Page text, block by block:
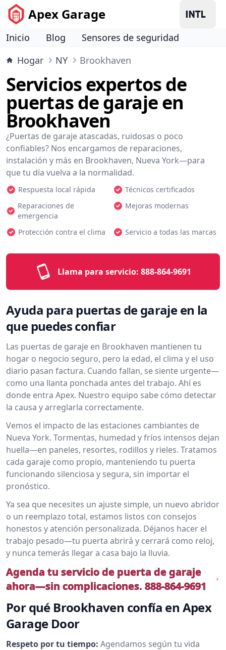
Apex Garage
Inicio Blog
Sensores de seguridad
Hogar
NY Brookhaven
Servicios expertos de
puertas de garaje en
Brookhaven
¿Puertas de garaje atascadas, ruidosas o poco
confiables? Nos encargamos de reparaciones,
instalación y más en Brookhaven, Nueva York—para
que tu día vuelva a la normalidad.
Respuesta local rápida
Técnicos certificados
Reparaciones de
emergencia
Mejoras modernas
Protección contra el clima Servicio a todas las marcas
Llama para servicio: 888-864-9691
Ayuda para puertas de garaje en la
que puedes confiar
Las puertas de garaje en Brookhaven mantienen tu
hogar o negocio seguro, pero la edad, el clima y el uso
diario pasan factura. Cuando fallan, se siente urgente—
como una llanta ponchada antes del trabajo. Ahí es
donde entra Apex. Nuestro equipo sabe cómo detectar
la causa y arreglarla correctamente.
Vemos el impacto de las estaciones cambiantes de
Nueva York. Tormentas, humedad y fríos intensos dejan
huella—en paneles, resortes, rodillos y rieles. Tratamos
cada garaje como propio, manteniendo tu puerta
funcionando silenciosa y segura, sin importar el
pronóstico.
Ya sea que necesites un ajuste simple, un nuevo abridor
o un reemplazo total, estamos listos con consejos
honestos y atención personalizada. Déjanos hacer el
trabajo pesado—tu puerta abrirá y cerrará como reloj,
y nunca temerás llegar a casa bajo la lluvia.
Agenda tu servicio de puerta de garaje
ahora—sin complicaciones. 888-864-9691
Por qué Brookhaven confía en Apex
Garage Door
Respeto por tu tiempo: Agendamos según tu vida